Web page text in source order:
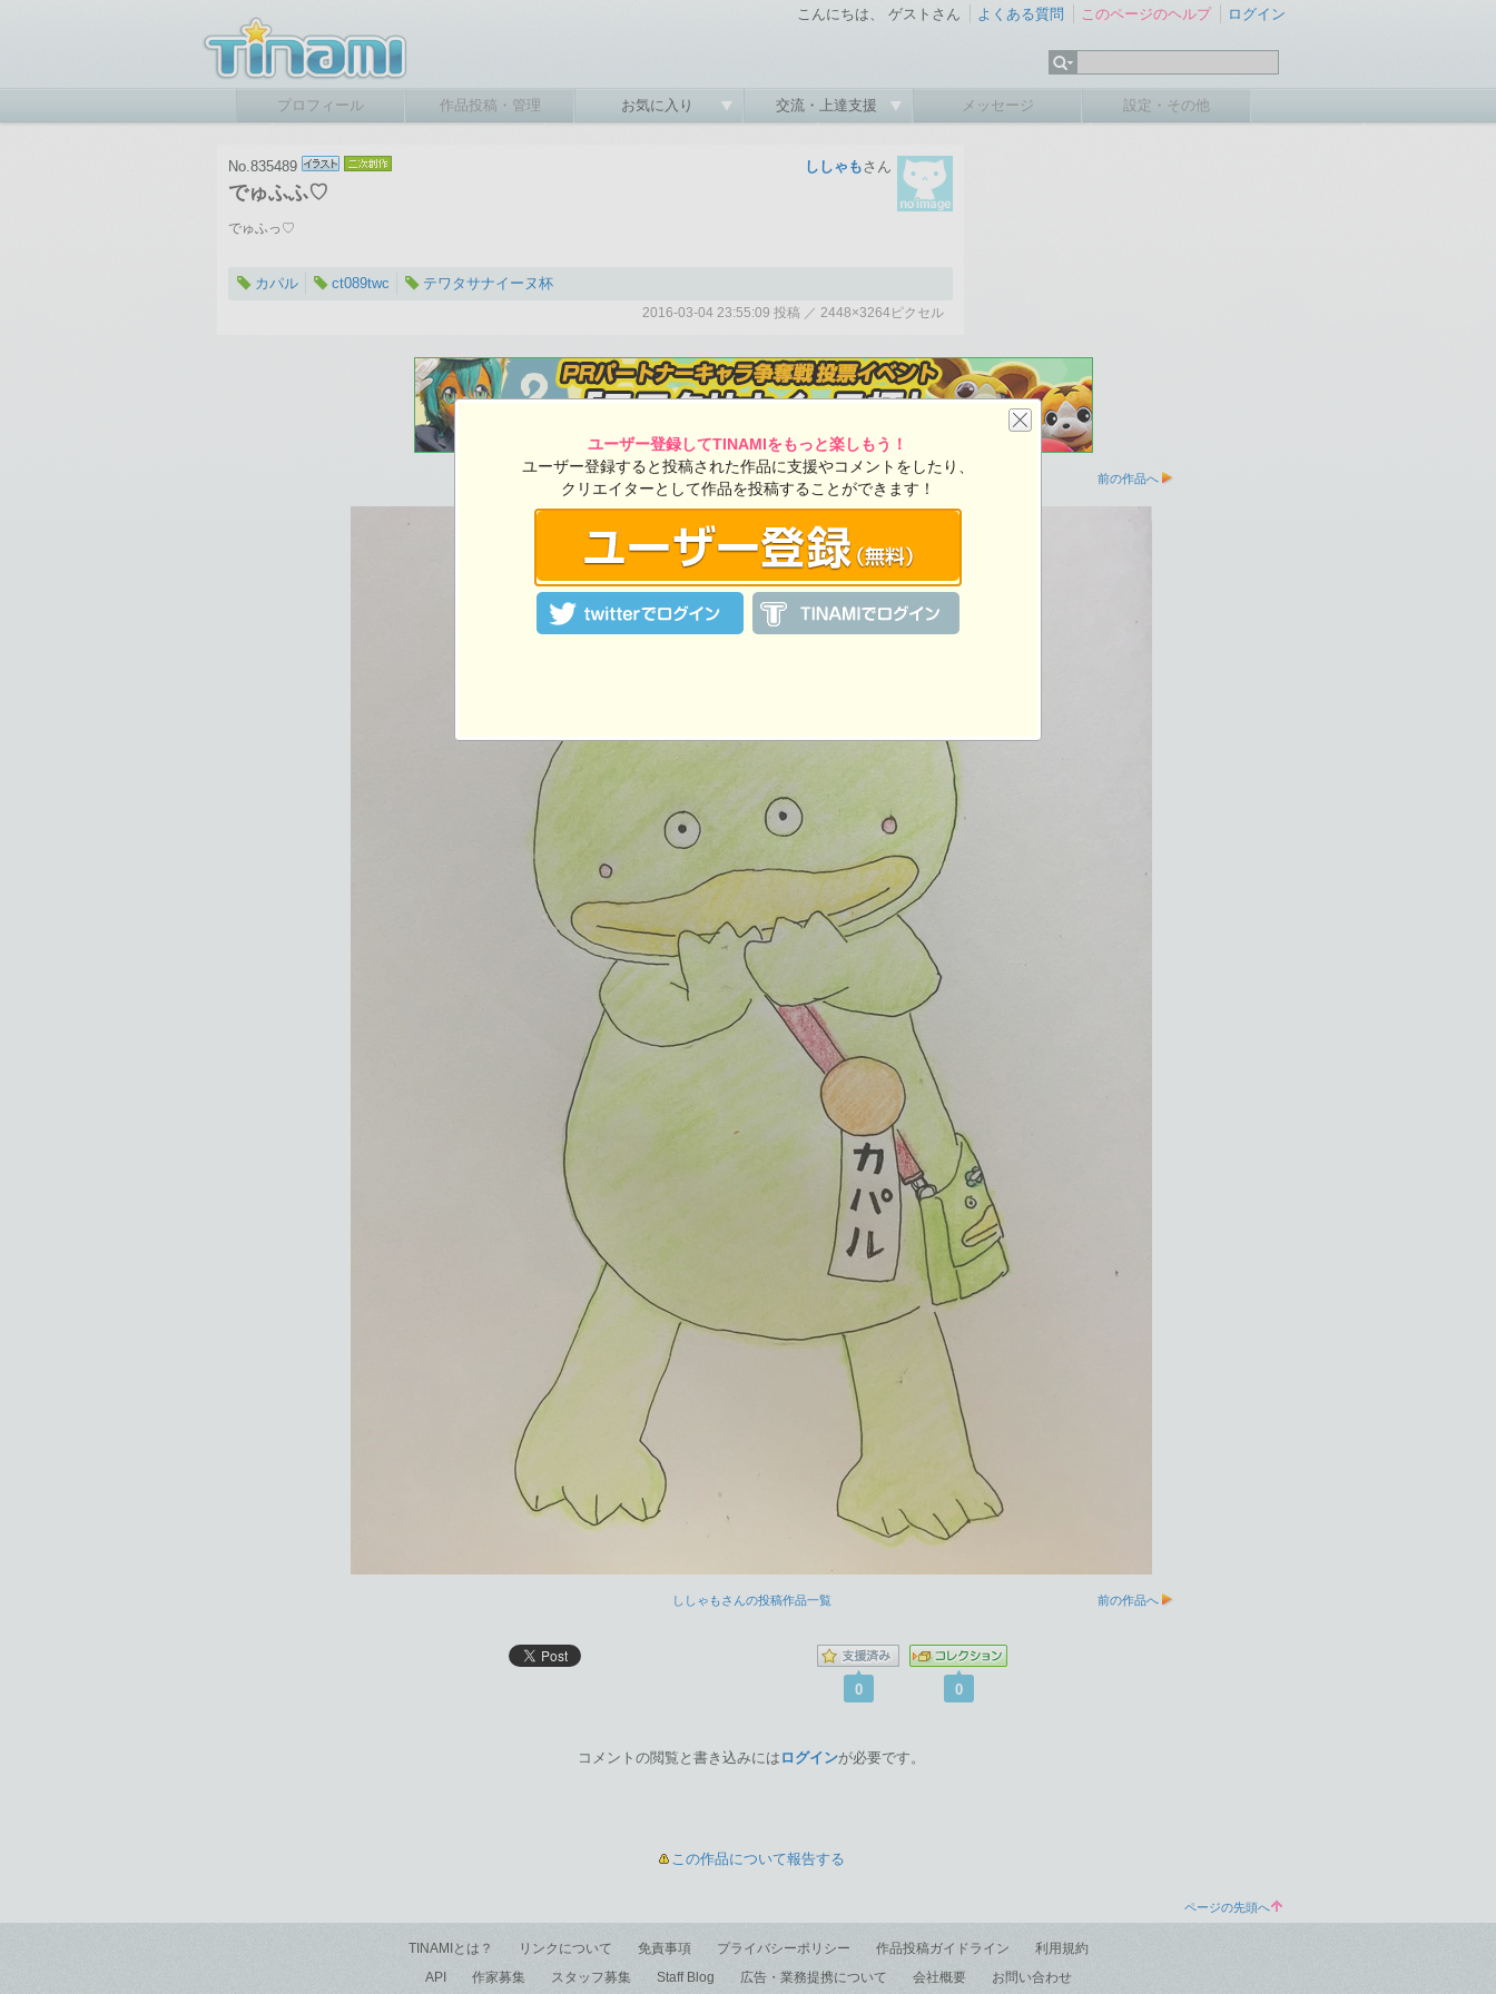
こんにちは、 ゲストさん よくある質問 このページのヘルプ ログイン
プロフィール 作品投稿・管理 お気に入り 交流・上達支援 メッセージ 設定・その他
No.835489
でゅふふ♡
ししゃもさん
でゅふっ♡
カパル ct089twc テワタサナイーヌ杯
2016-03-04 23:55:09 投稿 ／ 2448×3264ピクセル
ししゃもさんの投稿作品一覧 前の作品へ
2016-03-04 23:55:09 投稿
総閲覧数：1990 閲覧ユーザー数：1990
ししゃもさんの投稿作品一覧 前の作品へ
0 0
コメントの閲覧と書き込みには ログインが必要です。
この作品について報告する
ページの先頭へ
TINAMIとは？ リンクについて 免責事項 プライバシーポリシー 作品投稿ガイドライン
利用規約
API
作家募集 スタッフ募集 Staff Blog 広告・業務提携について 会社概要 お問い合わせ
ユーザー登録してTINAMIをもっと楽しもう！
ユーザー登録すると投稿された作品に支援やコメントをしたり、
クリエイターとして作品を投稿することができます！